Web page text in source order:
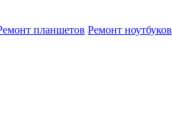
планшетов Ремонт ноутбуков